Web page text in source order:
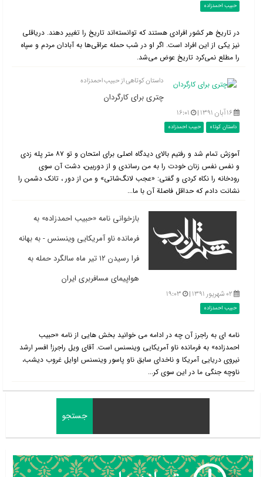
حبیب احمدزاده
در تاریخ هر کشور افرادی هستند که توانسته‌اند تاریخ را تغییر دهند. دریاقلی
نیز یکی از این افراد است. اگر او در شب حمله عراقی‌ها به آبادان مردم و سپاه
را مطلع نمی‌کرد تاریخ عوض می‌شد.
داستان کوتاهی از حبیب احمدزاده
چتری برای کارگردان
۱۶ آبان ۱۳۹۱ | ۱۶:۰۱
داستان کوتاه حبیب احمدزاده
آموزش تمام شد و رفتیم بالای دیدگاه اصلی برای امتحان و تو ۸۷ متر پله زدی
و نفس نفس زنان خودت را به من رساندی و از دوربین، دشت آن سوی
رودخانه را نکاه کردی و گفتی: «عجب لانگ‌شاتی» و من از دور ، تانک دشمن را
نشانت دادم که حداقل فاصلة آن با ما...
بازخوانی نامه «حبیب احمدزاده» به
فرمانده ناو آمریکایی وینسنس - به بهانه
فرا رسیدن ۱۲ تیر ماه سالگرد حمله به
هواپیمای مسافربری ایران
۰۲ شهریور ۱۳۹۱ | ۱۹:۰۳
حبیب احمدزاده
نامه ای به راجرز آن چه در ادامه می خوانید بخش هایی از نامه «حبیب
احمدزاده» به فرمانده ناو آمریکایی وینسنس است. آقای ویل راجرز! افسر ارشد
نیروی دریایی آمریکا و ناخدای سابق ناو پاسور وینسنس اوایل غروب دیشب،
ناوچه جنگی ما در این سوی کر...